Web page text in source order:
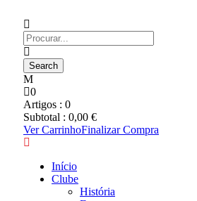
0
Artigos : 0
Subtotal : 0,00 €
Ver CarrinhoFinalizar Compra
Início
Clube
História